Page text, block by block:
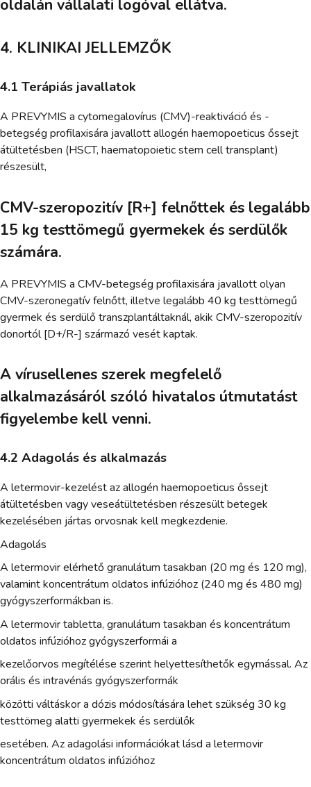
oldalán vállalati logóval ellátva.
4. KLINIKAI JELLEMZŐK
4.1 Terápiás javallatok
A PREVYMIS a cytomegalovírus (CMV)-reaktiváció és -
betegség profilaxisára javallott allogén haemopoeticus őssejt
átültetésben (HSCT, haematopoietic stem cell transplant)
részesült,
CMV-szeropozitív [R+] felnőttek és legalább
15 kg testtömegű gyermekek és serdülők
számára.
A PREVYMIS a CMV-betegség profilaxisára javallott olyan
CMV-szeronegatív felnőtt, illetve legalább 40 kg testtömegű
gyermek és serdülő transzplantáltaknál, akik CMV-szeropozitív
donortól [D+/R-] származó vesét kaptak.
A vírusellenes szerek megfelelő
alkalmazásáról szóló hivatalos útmutatást
figyelembe kell venni.
4.2 Adagolás és alkalmazás
A letermovir-kezelést az allogén haemopoeticus őssejt
átültetésben vagy veseátültetésben részesült betegek
kezelésében jártas orvosnak kell megkezdenie.
Adagolás
A letermovir elérhető granulátum tasakban (20 mg és 120 mg),
valamint koncentrátum oldatos infúzióhoz (240 mg és 480 mg)
gyógyszerformákban is.
A letermovir tabletta, granulátum tasakban és koncentrátum
oldatos infúzióhoz gyógyszerformái a
kezelőorvos megítélése szerint helyettesíthetők egymással. Az
orális és intravénás gyógyszerformák
közötti váltáskor a dózis módosítására lehet szükség 30 kg
testtömeg alatti gyermekek és serdülők
esetében. Az adagolási információkat lásd a letermovir
koncentrátum oldatos infúzióhoz